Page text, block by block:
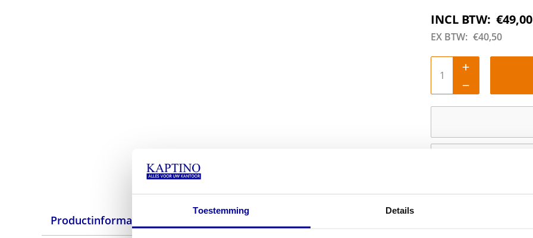
Toestemming Details
INCL BTW: €49,00
EX BTW: €40,50
Productinformatie